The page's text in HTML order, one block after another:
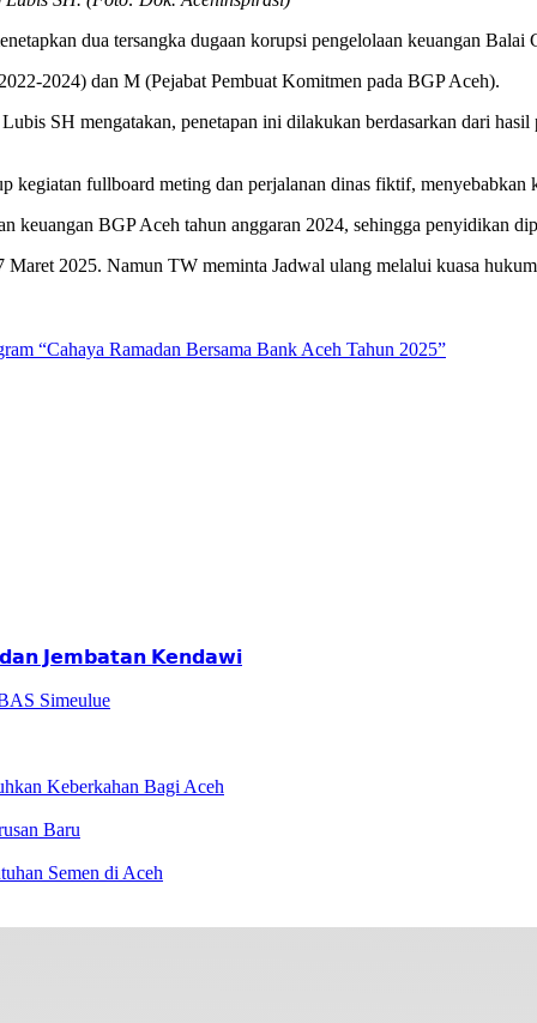
dua tersangka dugaan korupsi pengelolaan keuangan
2024) dan M (Pejabat Pembuat Komitmen pada BGP Aceh).
SH mengatakan, penetapan ini dilakukan berdasarkan dari
kegiatan fullboard meting dan perjalanan dinas fiktif,
keuangan BGP Aceh tahun anggaran 2024, sehingga penyidikan
2025. Namun TW meminta Jadwal ulang melalui kuasa
“Cahaya Ramadan Bersama Bank Aceh Tahun 2025”
𝗱𝗮𝗻 𝗝𝗲𝗺𝗯𝗮𝘁𝗮𝗻 𝗞𝗲𝗻𝗱𝗮𝘄𝗶
Simeulue
Keberkahan Bagi Aceh
Baru
Semen di Aceh